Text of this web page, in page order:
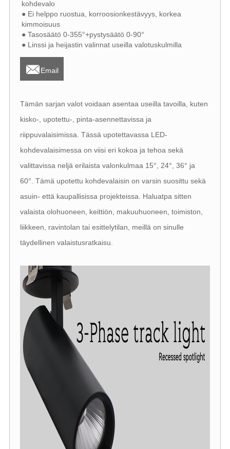
kohdevalo
● Ei helppo ruostua, korroosionkestävyys, korkea
kimmoisuus
● Tasosäätö 0-355°+pystysäätö 0-90°
● Linssi ja heijastin valinnat useilla valotuskulmilla
Email
Tämän sarjan valot voidaan asentaa useilla tavoilla, kuten
kisko-, upotettu-, pinta-asennettavissa ja
riippuvalaisimissa. Tässä upotettavassa LED-
kohdevalaisimessa on viisi eri kokoa ja tehoa sekä
valittavissa neljä erilaista valonkulmaa 15°, 24°, 36° ja
60°. Tämä upotettu kohdevalaisin on varsin suosittu sekä
asuin- että kaupallisissa projekteissa. Haluatpa sitten
valaista olohuoneen, keittiön, makuuhuoneen, toimiston,
liikkeen, ravintolan tai esittelytilan, meillä on sinulle
täydellinen valaistusratkaisu.